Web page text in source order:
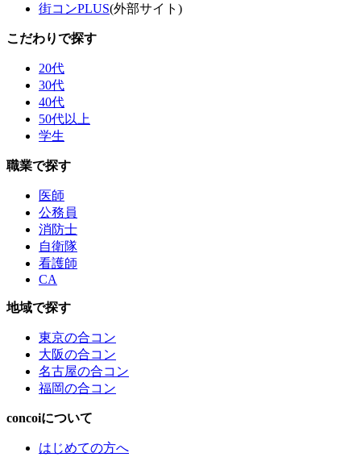
街コンPLUS(外部サイト)
こだわりで探す
20代
30代
40代
50代以上
学生
職業で探す
医師
公務員
消防士
自衛隊
看護師
CA
地域で探す
東京の合コン
大阪の合コン
名古屋の合コン
福岡の合コン
concoiについて
はじめての方へ